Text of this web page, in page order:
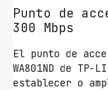
Punto de
300 Mbps
El punto de
WA801ND de
establecer o